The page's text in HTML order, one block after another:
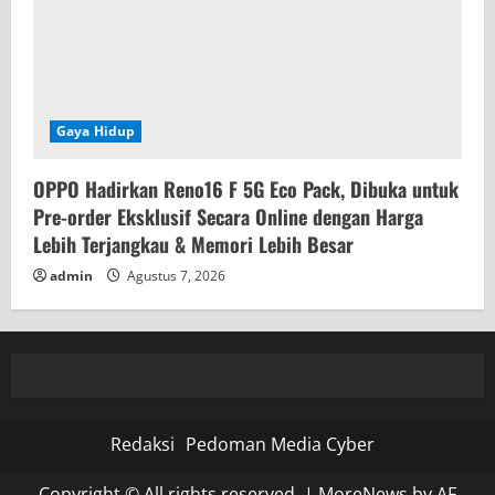
Gaya Hidup
OPPO Hadirkan Reno16 F 5G Eco Pack, Dibuka untuk
Pre-order Eksklusif Secara Online dengan Harga
Lebih Terjangkau & Memori Lebih Besar
admin Agustus 7, 2026
Redaksi Pedoman Media Cyber